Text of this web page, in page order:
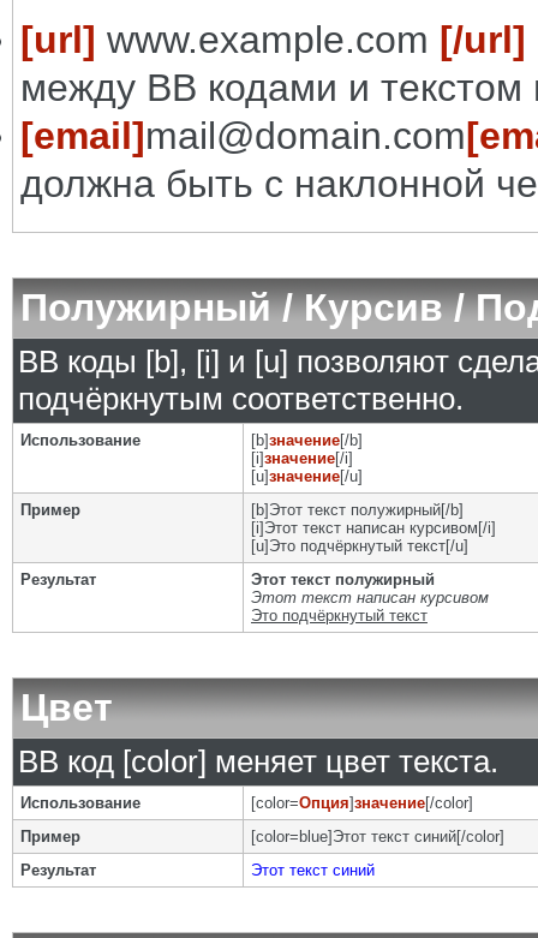
[url] www.example.com [/url]
между BB кодами и текстом
[email]mail@domain.com
должна быть с наклонной
Полужирный / Курсив /
BB коды [b], [i] и [u] позволяют
подчёркнутым соответственно.
Использование [b]значение[/b]
[i]значение[/i]
[u]значение[/u]
Пример
[b]Этот текст полужирный[/b]
[i]Этот текст написан курсивом[/i]
[u]Это подчёркнутый текст[/u]
Результат
Этот текст полужирный
Этот текст написан курсивом
Это подчёркнутый текст
Цвет
BB код [color] меняет цвет текста.
Использование [color=Опция]значение[/color]
Пример
[color=blue]Этот текст синий[/color]
Результат
Этот текст синий